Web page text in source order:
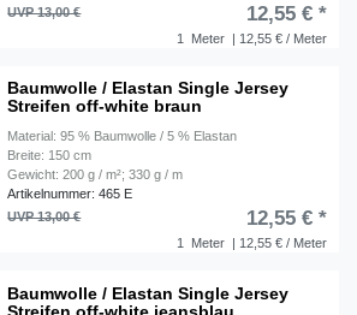
1 Meter | 12,55 € / Meter
UVP 13,00 € 12,55 € *
Baumwolle / Elastan Single Jersey
Streifen off-white braun
Material: 95 % Baumwolle / 5 % Elastan
Breite: 150 cm
Gewicht: 200 g / m²; 330 g / m
Artikelnummer: 465 E
1 Meter | 12,55 € / Meter
UVP 13,00 € 12,55 € *
Baumwolle / Elastan Single Jersey
Streifen off-white jeansblau